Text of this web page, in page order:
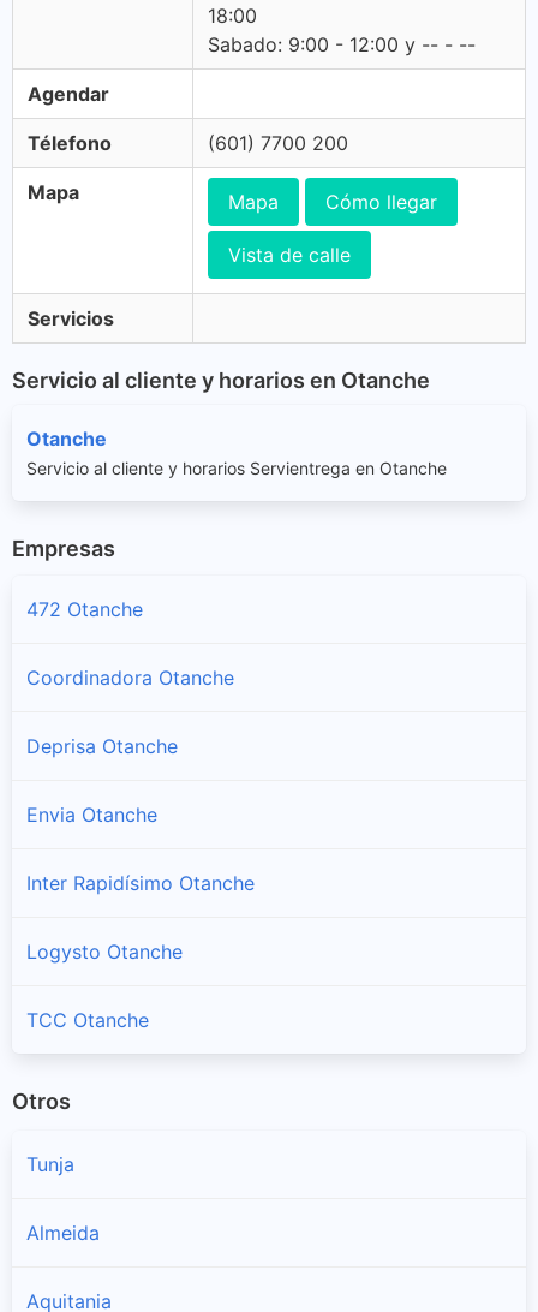
18:00
Sabado: 9:00 - 12:00 y -- - --
Agendar
Télefono (601) 7700 200
Mapa Mapa Cómo llegar
Vista de calle
Servicios
Servicio al cliente y horarios en Otanche
Otanche
Servicio al cliente y horarios Servientrega en Otanche
Empresas
472 Otanche
Coordinadora Otanche
Deprisa Otanche
Envia Otanche
Inter Rapidísimo Otanche
Logysto Otanche
TCC Otanche
Otros
Tunja
Almeida
Aquitania